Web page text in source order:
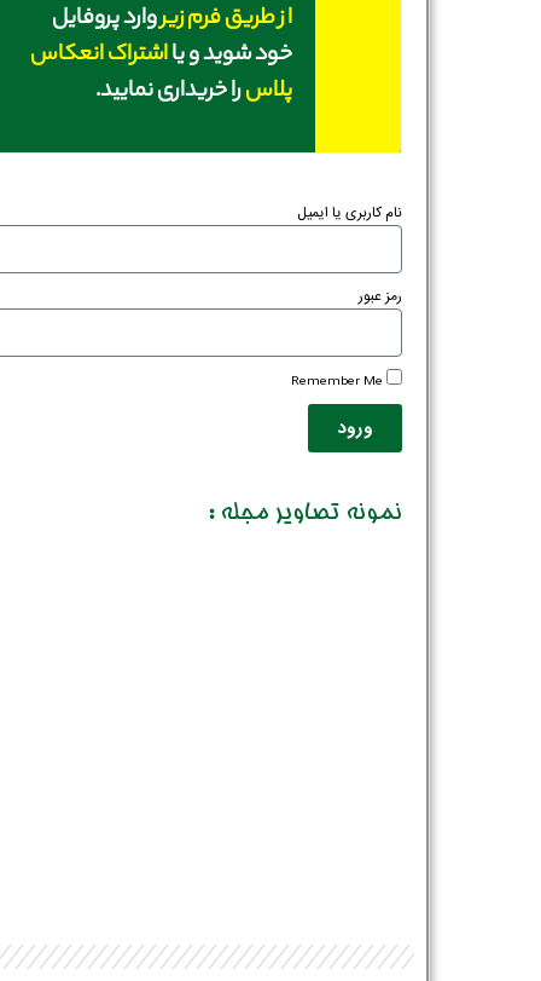
از طریق فرم زیروارد پروفایل
خود شوید و یااشتراک انعکاس
پلاسرا خریداری نمایید.
نام کاربری یا ایمیل
رمز عبور
Remember Me
ورود
نمونه تصاویر مجله :